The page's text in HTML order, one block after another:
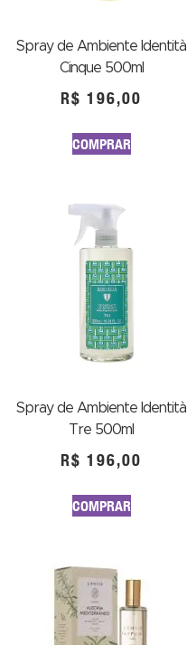
Spray de Ambiente Identità
Cinque 500ml
R$ 196,00
COMPRAR
Spray de Ambiente Identità
Tre 500ml
R$ 196,00
COMPRAR